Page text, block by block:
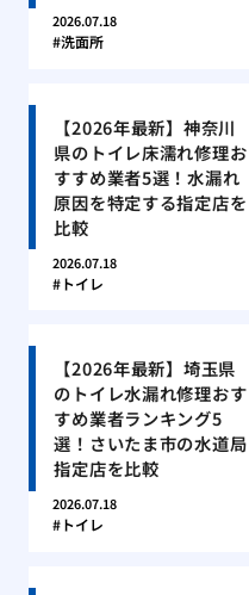
2026.07.18
洗面所
【2026年最新】神奈川
県のトイレ床濡れ修理お
すすめ業者5選！水漏れ
原因を特定する指定店を
比較
2026.07.18
トイレ
【2026年最新】埼玉県
のトイレ水漏れ修理おす
すめ業者ランキング5
選！さいたま市の水道局
指定店を比較
2026.07.18
トイレ